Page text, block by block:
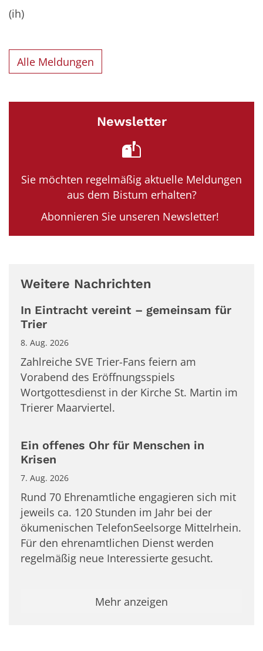
(ih)
Alle Meldungen
Newsletter
Sie möchten regelmäßig aktuelle Meldungen
aus dem Bistum erhalten?
Abonnieren Sie unseren Newsletter!
Weitere Nachrichten
In Eintracht vereint – gemeinsam für
Trier
8. Aug. 2026
Zahlreiche SVE Trier-Fans feiern am
Vorabend des Eröffnungsspiels
Wortgottesdienst in der Kirche St. Martin im
Trierer Maarviertel.
Ein offenes Ohr für Menschen in
Krisen
7. Aug. 2026
Rund 70 Ehrenamtliche engagieren sich mit
jeweils ca. 120 Stunden im Jahr bei der
ökumenischen TelefonSeelsorge Mittelrhein.
Für den ehrenamtlichen Dienst werden
regelmäßig neue Interessierte gesucht.
Mehr anzeigen